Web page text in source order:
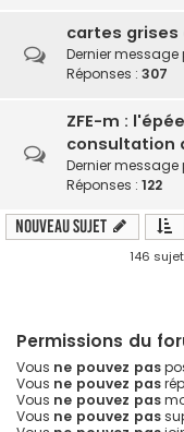
cartes grises
Dernier message
Réponses : 307
ZFE-m :
consultation
Dernier message
Réponses : 122
Nouveau sujet
146
Permissions du
Vous ne pouvez pas
Vous ne pouvez pas
Vous ne pouvez pas
Vous ne pouvez pas